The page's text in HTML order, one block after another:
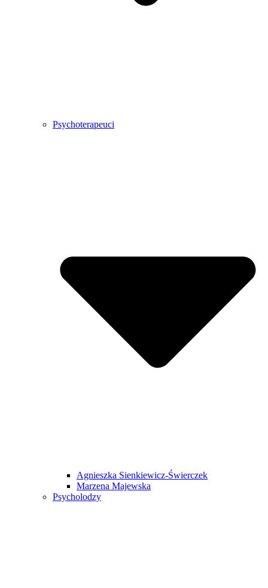
Psychoterapeuci
Agnieszka Sienkiewicz-Świerczek
Marzena Majewska
Psycholodzy